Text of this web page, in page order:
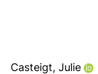
Casteigt, Julie